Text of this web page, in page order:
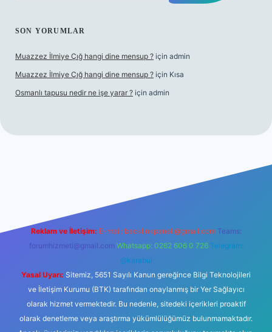
SON YORUMLAR
Muazzez İlmiye Çığ hangi dine mensup ? için admin
Muazzez İlmiye Çığ hangi dine mensup ? için Kısa
Osmanlı tapusu nedir ne işe yarar ? için admin
Reklam ve İletişim: E-mail: backlinkpaneli@gmail.com Teams:
forumhizmeti@gmail.com Whatsapp: 0262 606 0 726 Telegram:
@karabul
Yasal Uyarı: Sitemiz, 5651 Sayılı Kanun gereğince Bilgi Teknolojileri
ve İletişim Kurumu (BTK) tarafından onaylanmış bir Yer Sağlayıcı
olarak hizmet vermektedir. Bu nedenle, sitedeki içerikleri proaktif
olarak denetleme veya araştırma yükümlülüğümüz bulunmamaktadır.